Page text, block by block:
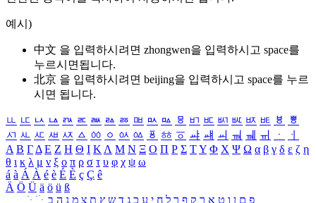
예시)
中文 을 입력하시려면 zhongwen을 입력하시고 space를
누르시면됩니다.
北京 을 입력하시려면 beijing을 입력하시고 space를 누르
시면 됩니다.
ㅥ ㅦ ㅧ ㅨ ㅩ ㅪ ㅫ ㅬ ㅭ ㅮ ㅯ ㅰ ㅱ ㅲ ㅳ ㅴ ㅵ ㅶ ㅷ ㅸ
ㅹ
ㅺ ㅻ ㅼ ㅽ ㅾ ㅿ ㆀ ㆁ ㆂ ㆃ ㆄ ㆅ ㆆ ㆇ ㆈ ㆉ ㆊ ㆋ ㆌ ㆍ
ㆎ
Α Β ΓΔ Ε Ζ Η Θ Ι ΚΛ Μ Ν Ξ Ο Π Ρ Σ ΤΥ Φ Χ Ψ Ω α β γ δ ε ζ η
θ ι κ λ μ ν ξ ο π ρ σ τ υ φ χ ψ ω
á à Á À é è É È ç Ç ê
Ä Ö Ü ä ö ü ß
ִֶֹ ֻּ ׁׂ פ ם ן ו ט א ר ק ף ך ל ח י ע כ ג ד ש ץ ת צ מ נ ה ב